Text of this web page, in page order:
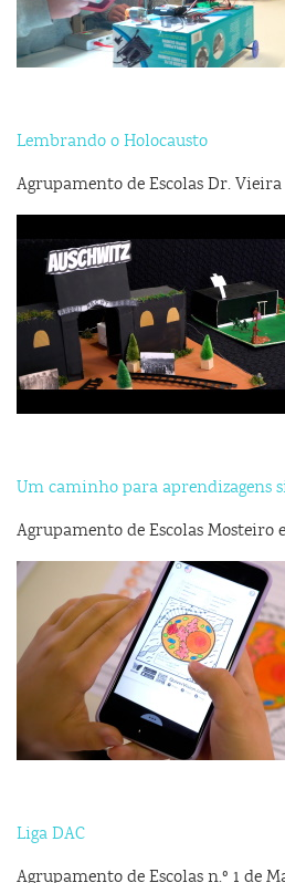
Lembrando o Holocausto
Agrupamento de Escolas Dr.
Um caminho para aprendizagens
Agrupamento de Escolas Mosteiro
Liga DAC
Agrupamento de Escolas n.º 1 de